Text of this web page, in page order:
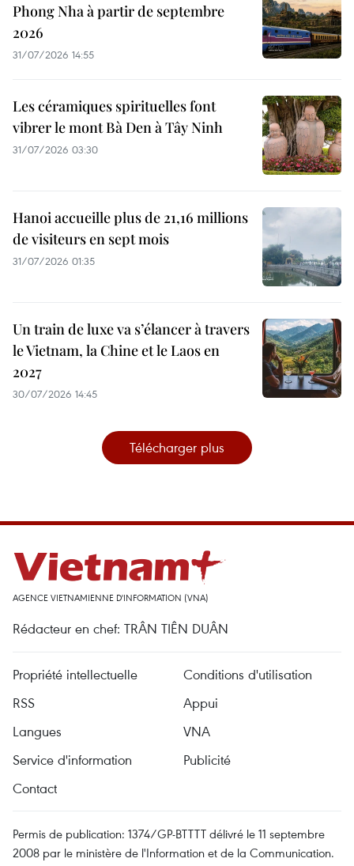
Phong Nha à partir de septembre
2026
31/07/2026 14:55
Les céramiques spirituelles font
vibrer le mont Bà Den à Tây Ninh
31/07/2026 03:30
Hanoi accueille plus de 21,16 millions
de visiteurs en sept mois ​
31/07/2026 01:35
Un train de luxe va s’élancer à travers
le Vietnam, la Chine et le Laos en
2027
30/07/2026 14:45
Télécharger plus
AGENCE VIETNAMIENNE D'INFORMATION (VNA)
Rédacteur en chef: TRÂN TIÊN DUÂN
Propriété intellectuelle
Conditions d'utilisation
RSS
Appui
Langues
VNA
Service d'information
Publicité
Contact
Permis de publication: 1374/GP-BTTTT délivré le 11 septembre
2008 par le ministère de l'Information et de la Communication.